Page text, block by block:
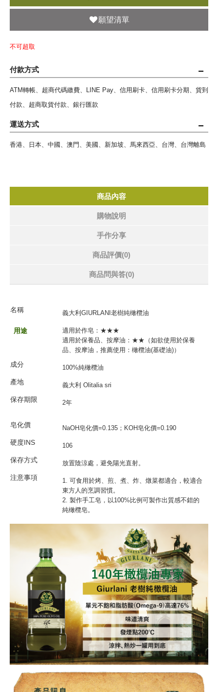
願望清單
不可超取
付款方式
ATM轉帳、超商代碼繳費、LINE Pay、信用刷卡、信用刷卡分期、貨到
付款、超商取貨付款、銀行匯款
運送方式
香港、日本、中國、澳門、美國、新加坡、馬來西亞、台灣、台灣離島
商品內容
購物說明
手作分享
商品評價(0)
商品問與答(0)
名稱 義大利GIURLANI老樹純橄欖油
用途 適用於作皂：★★★
適用於保養品、按摩油： ★★（如欲使用於保養
品、按摩油，推薦使用： 橄欖油(基礎油)）
成分 100%純橄欖油
產地 義大利 Olitalia sri
保存期限 2年
皂化價 NaOH皂化價=0.135；KOH皂化價=0.190
硬度INS 106
保存方式 放置陰涼處，避免陽光直射。
注意事項
1. 可食用於烤、煎、煮、炸、燉菜都適合，較適合
東方人的烹調習慣。
2. 製作手工皂，以100%比例可製作出質感不錯的
純橄欖皂。